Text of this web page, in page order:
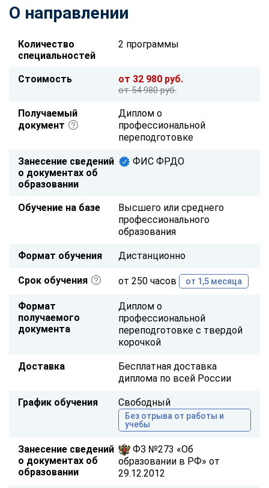
О направлении
Количество
специальностей
2 программы
Стоимость от 32 980 руб.
от 54 980 руб.
Получаемый
документ
Диплом о
профессиональной
переподготовке
Занесение сведений
о документах об
образовании
ФИС ФРДО
Обучение на базе
Высшего или среднего
профессионального
образования
Формат обучения Дистанционно
Срок обучения от 250 часов от 1,5 месяца
Формат
получаемого
документа
Диплом о
профессиональной
переподготовке с твердой
корочкой
Доставка
Бесплатная доставка
диплома по всей России
График обучения Свободный
Без отрыва от работы и
учебы
Занесение сведений
о документах об
образовании
ФЗ №273 «Об
образовании в РФ» от
29.12.2012